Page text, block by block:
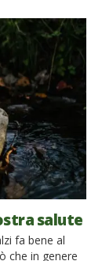
e ritrovare
casa
[…]
salute
fa bene al
che in genere